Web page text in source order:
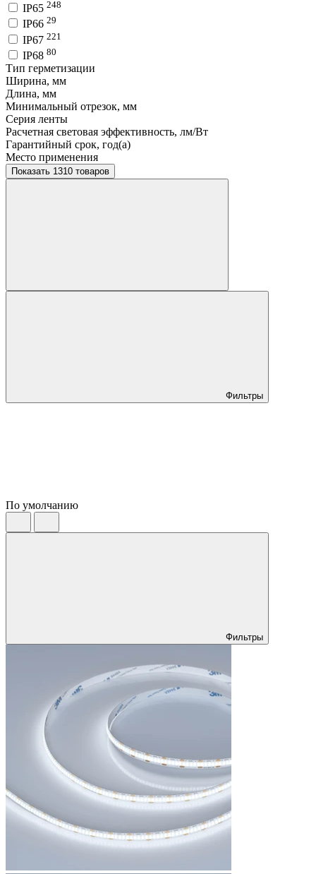
IP65 248
IP66 29
IP67 221
IP68 80
Тип герметизации
Ширина, мм
Длина, мм
Минимальный отрезок, мм
Серия ленты
Расчетная световая эффективность, лм/Вт
Гарантийный срок, год(а)
Место применения
Показать 1310 товаров
Фильтры
По умолчанию
Фильтры